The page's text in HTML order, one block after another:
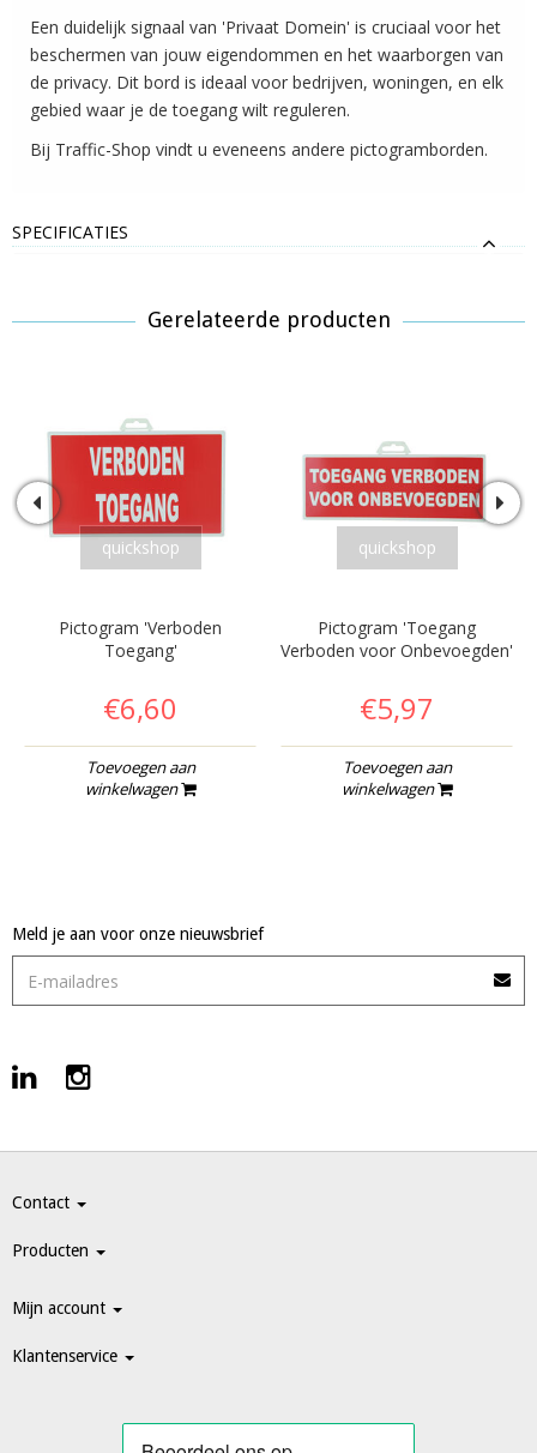
Een duidelijk signaal van 'Privaat Domein' is cruciaal voor het
beschermen van jouw eigendommen en het waarborgen van
de privacy. Dit bord is ideaal voor bedrijven, woningen, en elk
gebied waar je de toegang wilt reguleren.
Bij Traffic-Shop vindt u eveneens andere pictogramborden.
SPECIFICATIES
Gerelateerde producten
quickshop
Pictogram 'Verboden
Toegang'
€6,60
Toevoegen aan
winkelwagen
quickshop
Pictogram 'Toegang
Verboden voor Onbevoegden'
€5,97
Toevoegen aan
winkelwagen
Meld je aan voor onze nieuwsbrief
Contact
Producten
Mijn account
Klantenservice